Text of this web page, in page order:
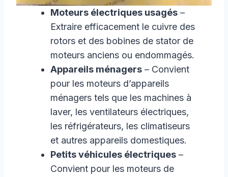
Moteurs électriques usagés–
Extraire efficacement le cuivre des
rotors et des bobines de stator de
moteurs anciens ou endommagés.
Appareils ménagers– Convient
pour les moteurs d’appareils
ménagers tels que les machines à
laver, les ventilateurs électriques,
les réfrigérateurs, les climatiseurs
et autres appareils domestiques.
Petits véhicules électriques–
Convient pour les moteurs de